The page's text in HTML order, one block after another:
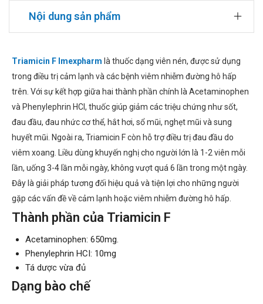
Nội dung sản phẩm
Triamicin F Imexpharm là thuốc dạng viên nén, được sử dụng
trong điều trị cảm lạnh và các bệnh viêm nhiễm đường hô hấp
trên. Với sự kết hợp giữa hai thành phần chính là Acetaminophen
và Phenylephrin HCI, thuốc giúp giảm các triệu chứng như sốt,
đau đầu, đau nhức cơ thể, hắt hơi, sổ mũi, nghẹt mũi và sung
huyết mũi. Ngoài ra, Triamicin F còn hỗ trợ điều trị đau đầu do
viêm xoang. Liều dùng khuyến nghị cho người lớn là 1-2 viên mỗi
lần, uống 3-4 lần mỗi ngày, không vượt quá 6 lần trong một ngày.
Đây là giải pháp tương đối hiệu quả và tiện lợi cho những người
gặp các vấn đề về cảm lạnh hoặc viêm nhiễm đường hô hấp.
Thành phần của Triamicin F
Acetaminophen: 650mg.
Phenylephrin HCI: 10mg
Tá dược vừa đủ
Dạng bào chế